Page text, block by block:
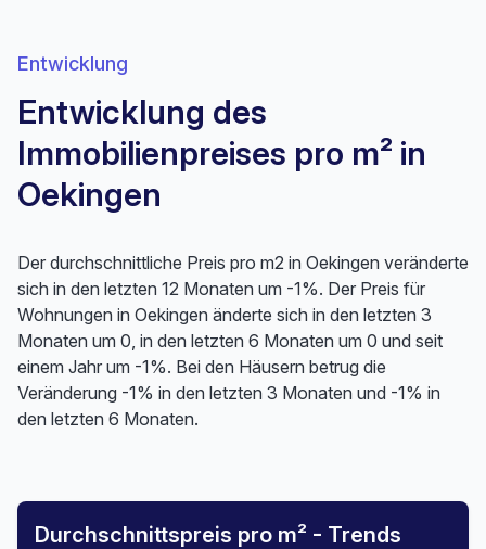
Entwicklung
Entwicklung des
Immobilienpreises pro m² in
Oekingen
Der durchschnittliche Preis pro m2 in Oekingen veränderte
sich in den letzten 12 Monaten um -1%. Der Preis für
Wohnungen in Oekingen änderte sich in den letzten 3
Monaten um 0, in den letzten 6 Monaten um 0 und seit
einem Jahr um -1%. Bei den Häusern betrug die
Veränderung -1% in den letzten 3 Monaten und -1% in
den letzten 6 Monaten.
Durchschnittspreis pro m² - Trends